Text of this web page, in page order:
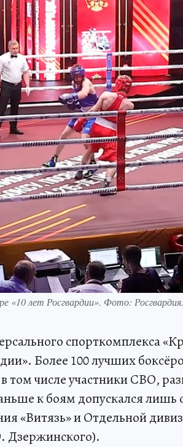
«10 лет Росгвардии». Фото: Росгвардия.
спорткомплекса
Более 100 лучших
том числе участники СВО,
к боям допускался лишь
«Витязь» и Отдельной
Дзержинского).